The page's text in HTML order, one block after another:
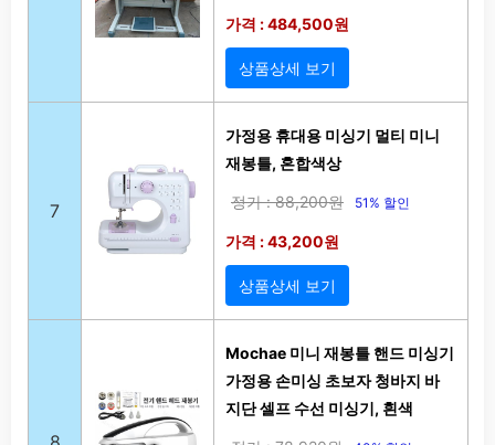
가격 : 484,500원
상품상세 보기
7
가정용 휴대용 미싱기 멀티 미니
재봉틀, 혼합색상
정가 : 88,200원 51% 할인
가격 : 43,200원
상품상세 보기
Mochae 미니 재봉틀 핸드 미싱기
가정용 손미싱 초보자 청바지 바
지단 셀프 수선 미싱기, 흰색